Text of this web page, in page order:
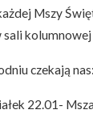
Mszy
sali
czekają nas:
22.01-